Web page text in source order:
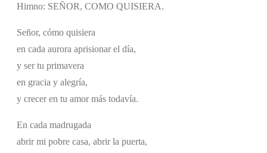
Himno: SEÑOR, COMO QUISIERA.
Señor, cómo quisiera
en cada aurora aprisionar el día,
y ser tu primavera
en gracia y alegría,
y crecer en tu amor más todavía.
En cada madrugada
abrir mi pobre casa, abrir la puerta,